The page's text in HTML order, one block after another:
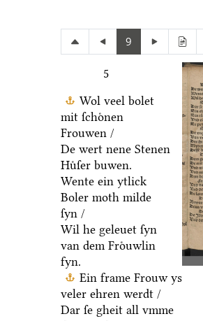
9
5
Wol veel bolet
mit ſchoͤnen
Frouwen /
De wert nene Stenen
Huͤſer buwen.
Wente ein ytlick
Boler moth milde
ſyn /
Wil he geleuet ſyn
van dem Froͤuwlin
fyn.
Ein frame Frouw ys
veler ehren werdt /
Dar ſe gheit all vmme